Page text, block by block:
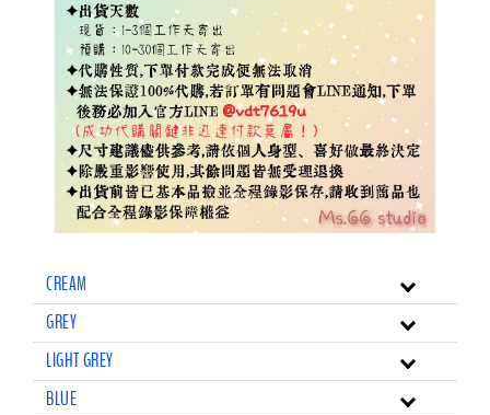
CREAM
GREY
LIGHT GREY
BLUE